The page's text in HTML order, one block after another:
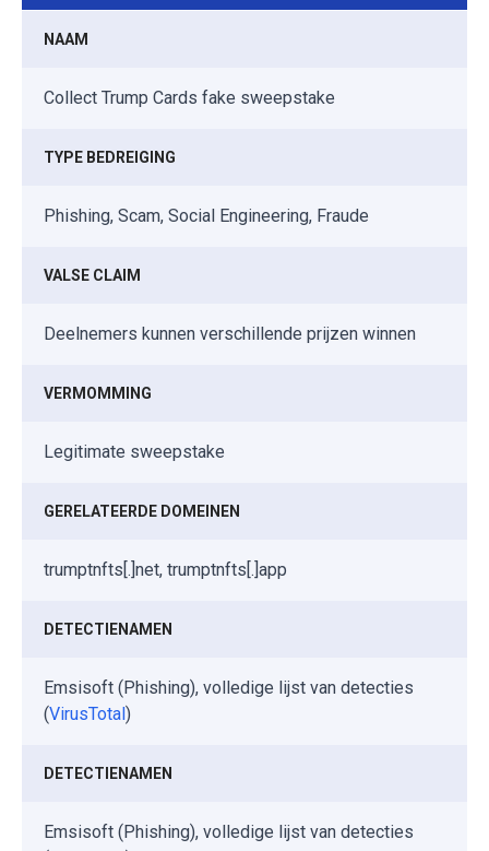
NAAM
Collect Trump Cards fake sweepstake
TYPE BEDREIGING
Phishing, Scam, Social Engineering, Fraude
VALSE CLAIM
Deelnemers kunnen verschillende prijzen winnen
VERMOMMING
Legitimate sweepstake
GERELATEERDE DOMEINEN
trumptnfts[.]net, trumptnfts[.]app
DETECTIENAMEN
Emsisoft (Phishing), volledige lijst van detecties
(VirusTotal)
DETECTIENAMEN
Emsisoft (Phishing), volledige lijst van detecties